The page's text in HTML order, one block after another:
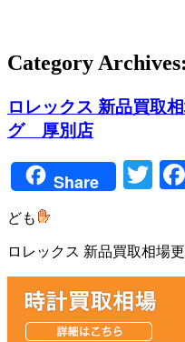
Category Archives:
ロレックス 新品買取
グ 厚別店
Share
ども
ロレックス 新品買取相場